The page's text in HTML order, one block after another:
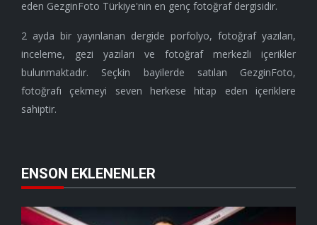
eden GezginFoto Türkiye'nin en genç fotoğraf dergisidir.
2 ayda bir yayınlanan dergide porfolyo, fotoğraf yazıları,
inceleme, gezi yazıları ve fotoğraf merkezli içerikler
bulunmaktadır. Seçkin bayilerde satılan GezginFoto,
fotoğrafı çekmeyi seven herkese hitap eden içeriklere
sahiptir.
ENSON EKLENENLER